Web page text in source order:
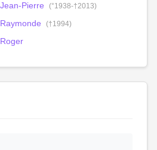
Pierre (°1938-†2013)
(†1994)